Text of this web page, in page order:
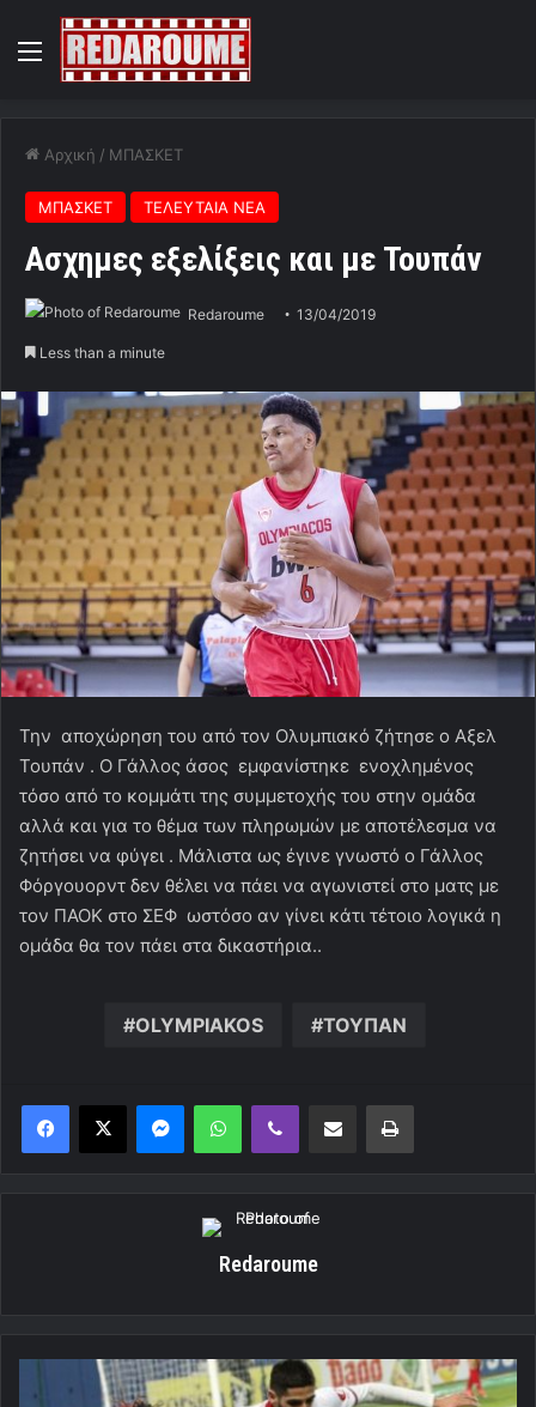
Menu
Αρχική / ΜΠΑΣΚΕΤ
ΜΠΑΣΚΕΤ ΤΕΛΕΥΤΑΙΑ ΝΕΑ
Ασχημες εξελίξεις και με Τουπάν
Redaroume 13/04/2019
Less than a minute
Την αποχώρηση του από τον Ολυμπιακό ζήτησε ο Αξελ
Τουπάν . Ο Γάλλος άσος εμφανίστηκε ενοχλημένος
τόσο από το κομμάτι της συμμετοχής του στην ομάδα
αλλά και για το θέμα των πληρωμών με αποτέλεσμα να
ζητήσει να φύγει . Μάλιστα ως έγινε γνωστό ο Γάλλος
Φόργουορντ δεν θέλει να πάει να αγωνιστεί στο ματς με
τον ΠΑΟΚ στο ΣΕΦ ωστόσο αν γίνει κάτι τέτοιο λογικά η
ομάδα θα τον πάει στα δικαστήρια..
OLYMPIAKOS ΤΟΥΠΑΝ
MessengerWhatsAppViber Κοινοποίηση μέσω ηλεκτρονικού ταχυδρομείουΕκτύπωση
Redaroume
Μπένζια